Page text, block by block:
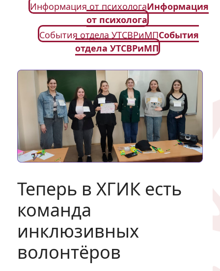
Информация от психологаИнформация
от психолога
События отдела УТСВРиМПСобытия
отдела УТСВРиМП
Теперь в ХГИК есть
команда
инклюзивных
волонтёров